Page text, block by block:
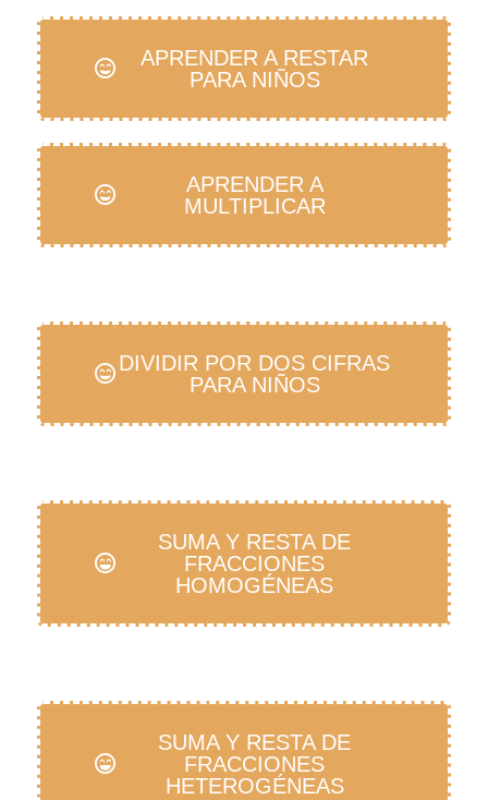
APRENDER A RESTAR
PARA NIÑOS
APRENDER A
MULTIPLICAR
DIVIDIR POR DOS CIFRAS
PARA NIÑOS
SUMA Y RESTA DE
FRACCIONES
HOMOGÉNEAS
SUMA Y RESTA DE
FRACCIONES
HETEROGÉNEAS